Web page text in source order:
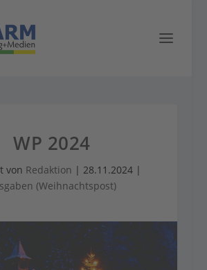
WP 2024
von Redaktion |28.11.2024 |
(Weihnachtspost)